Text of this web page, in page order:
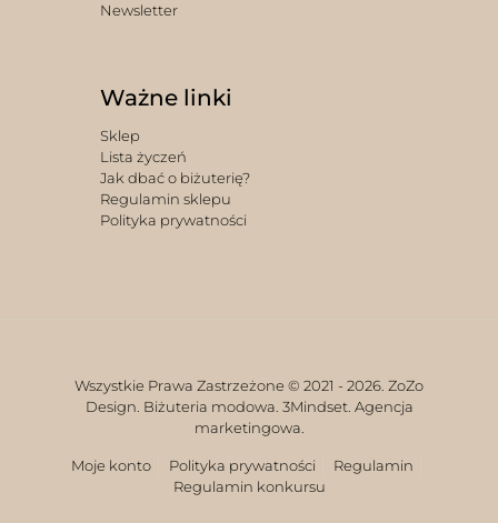
Newsletter
Ważne linki
Sklep
Lista życzeń
Jak dbać o biżuterię?
Regulamin sklepu
Polityka prywatności
Wszystkie Prawa Zastrzeżone © 2021 - 2026. ZoZo
Design. Biżuteria modowa. 3Mindset. Agencja
marketingowa.
Moje konto Polityka prywatności
Regulamin
Regulamin konkursu